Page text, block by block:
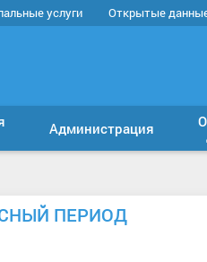
услуги Открытые
Администрация
ПЕРИОД